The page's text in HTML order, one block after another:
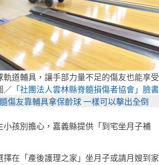
軌道輔具，讓手部力量不足的傷友也能享受
／ 「社團法人雲林縣脊髓損傷者協會」臉書
傷友靠輔具拿保齡球 一樣可以擊出全倒
小孩別擔心，嘉義縣提供「到宅坐月子補
擇在「產後護理之家」坐月子或請月嫂到家